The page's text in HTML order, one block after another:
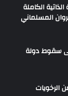
الكاملة
المسلماني
سنة 656 هجري حتى سقوط دولة
الرخويات